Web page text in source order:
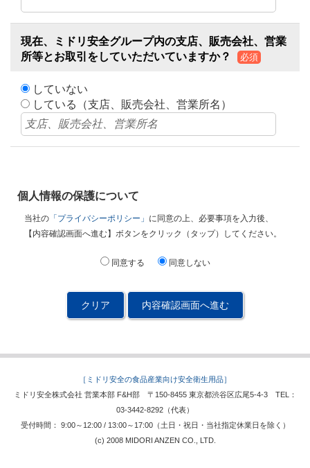
現在、ミドリ安全グループ内の支店、販売会社、営業
所等とお取引をしていただいていますか？
必須
していない
している（支店、販売会社、営業所名）
個人情報の保護について
当社の 「プライバシーポリシー」 に同意の上、必要事項を入力後、
【内容確認画面へ進む】ボタンをクリック（タップ）してください。
同意する 同意しない
内容確認画面へ進む
［ミドリ安全の食品産業向け安全衛生用品］
ミドリ安全株式会社 営業本部 F&H部 〒150-8455 東京都渋谷区広尾5-4-3 TEL：
03-3442-8292（代表）
受付時間： 9:00～12:00 / 13:00～17:00（土日・祝日・当社指定休業日を除く）
(c) 2008 MIDORI ANZEN CO., LTD.